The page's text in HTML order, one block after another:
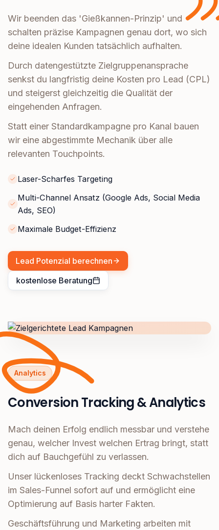
Wir beenden das 'Gießkannen-Prinzip' und
schalten präzise Kampagnen genau dort, wo sich
deine idealen Kunden tatsächlich aufhalten.
Durch datengestützte Zielgruppenansprache
senkst du langfristig deine Kosten pro Lead (CPL)
und steigerst gleichzeitig die Qualität der
eingehenden Anfragen.
Statt einer Standardkampagne pro Kanal bauen
wir eine abgestimmte Mechanik über alle
relevanten Touchpoints.
Laser-Scharfes Targeting
Multi-Channel Ansatz (Google Ads, Social Media
Ads, SEO)
Maximale Budget-Effizienz
Lead Potenzial berechnen
kostenlose Beratung
Analytics
Conversion Tracking & Analytics
Mach deinen Erfolg endlich messbar und verstehe
genau, welcher Invest welchen Ertrag bringt, statt
dich auf Bauchgefühl zu verlassen.
Unser lückenloses Tracking deckt Schwachstellen
im Sales-Funnel sofort auf und ermöglicht eine
Optimierung auf Basis harter Fakten.
Geschäftsführung und Marketing arbeiten mit